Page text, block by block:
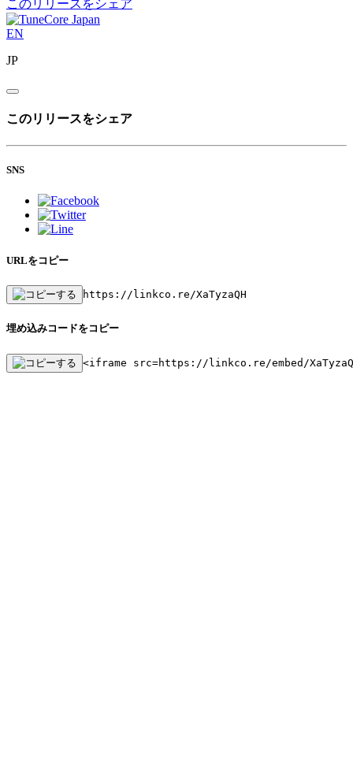
このリリースをシェア
EN
JP
このリリースをシェア
SNS
URLをコピー
https://linkco.re/XaTyzaQH
埋め込みコードをコピー
<iframe src=https://linkco.re/embed/